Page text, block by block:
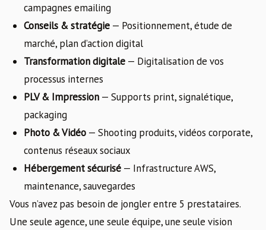
campagnes emailing
Conseils & stratégie — Positionnement, étude de
marché, plan d’action digital
Transformation digitale — Digitalisation de vos
processus internes
PLV & Impression — Supports print, signalétique,
packaging
Photo & Vidéo — Shooting produits, vidéos corporate,
contenus réseaux sociaux
Hébergement sécurisé — Infrastructure AWS,
maintenance, sauvegardes
Vous n’avez pas besoin de jongler entre 5 prestataires.
Une seule agence, une seule équipe, une seule vision